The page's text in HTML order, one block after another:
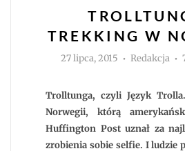
TREKKING W
27 lipca, 2015 Autor
Redakcja
Trolltunga, czyli Język
Norwegii, którą
Huffington Post uznał za
zrobienia sobie selfie. I ludzie